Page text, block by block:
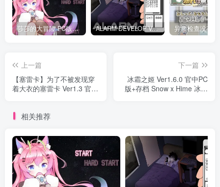
莎莎的大冒险 PC版下载 テレサちゃんミニゲーム! 莎莎あどべんちゃー ALARM DEVELOP Ver0.4 双端PC+JOI模拟器 深夜躲避继母手机聊天
上一篇
【塞雷卡】为了不被发现穿
着大衣的塞雷卡 Ver1.3 官中
下一篇
冰霜之姬 Ver1.6.0 官中PC
版+存档 Snow x Hime 冰霜
相关推荐